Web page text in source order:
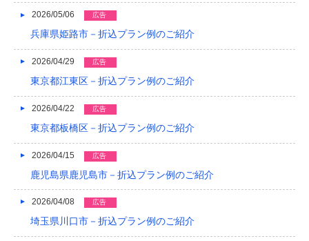
2023/03
2023/02
2023/01
2022/10
2022/09
2022/08
2022/07
2026/05/06 広告
兵庫県姫路市－折込プラン例のご紹介
2026/04/29 広告
東京都江東区－折込プラン例のご紹介
2026/04/22 広告
東京都板橋区－折込プラン例のご紹介
2026/04/15 広告
鹿児島県鹿児島市－折込プラン例のご紹介
2026/04/08 広告
埼玉県川口市－折込プラン例のご紹介